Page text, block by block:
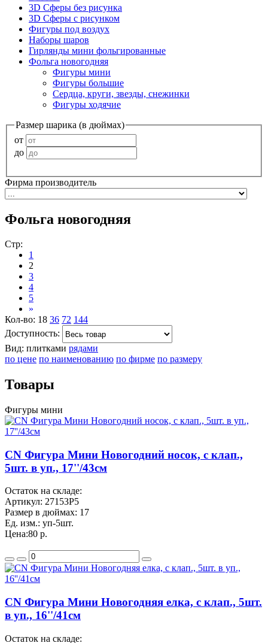
3D Сферы без рисунка
3D Сферы с рисунком
Фигуры под воздух
Наборы шаров
Гирлянды мини фольгированные
Фольга новогодняя
Фигуры мини
Фигуры большие
Сердца, круги, звезды, снежинки
Фигуры ходячие
Размер шарика (в дюймах)
от
до
Фирма производитель
Фольга новогодняя
Стр:
1
2
3
4
5
»
Кол-во: 18 36 72 144
Доступность:
Вид: плитками рядами
по цене по наименованию по фирме по размеру
Товары
Фигуры мини
CN Фигура Мини Новогодний носок, с клап.,
5шт. в уп., 17''/43см
Остаток на складе:
Артикул: 27153P5
Размер в дюймах: 17
Ед. изм.: уп-5шт.
Цена:80 р.
CN Фигура Мини Новогодняя елка, с клап., 5шт.
в уп., 16''/41см
Остаток на складе: